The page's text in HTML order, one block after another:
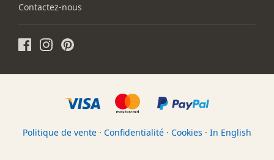
Contactez-nous
Politique de vente · Confidentialité · Cookies · In English